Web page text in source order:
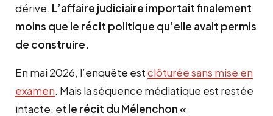
dérive. L’affaire judiciaire importait finalement
moins que le récit politique qu’elle avait permis
de construire.
En mai 2026, l’enquête estclôturée sans mise en
examen. Mais la séquence médiatique est restée
intacte, et le récit du Mélenchon «